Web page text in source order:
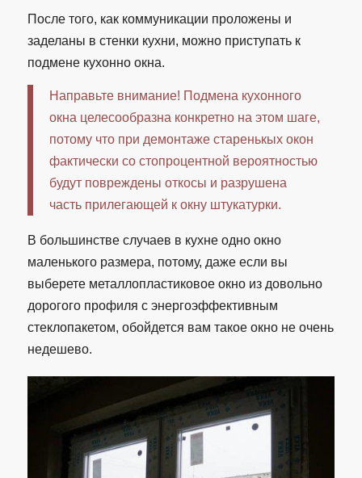
После того, как коммуникации проложены и
заделаны в стенки кухни, можно приступать к
подмене кухонно окна.
Направьте внимание! Подмена кухонного
окна целесообразна конкретно на этом шаге,
потому что при демонтаже старенькых окон
фактически со стопроцентной вероятностью
будут повреждены откосы и разрушена
часть прилегающей к окну штукатурки.
В большинстве случаев в кухне одно окно
маленького размера, потому, даже если вы
выберете металлопластиковое окно из довольно
дорогого профиля с энергоэффективным
стеклопакетом, обойдется вам такое окно не очень
недешево.